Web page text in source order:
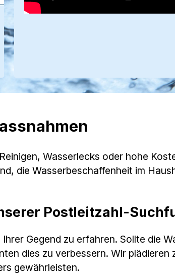
Wasserlecks oder hohe
die Wasserbeschaffenheit im
Postleitzahl-
Gegend zu erfahren. Sollte die
dies zu verbessern. Wir plädieren
gewährleisten.